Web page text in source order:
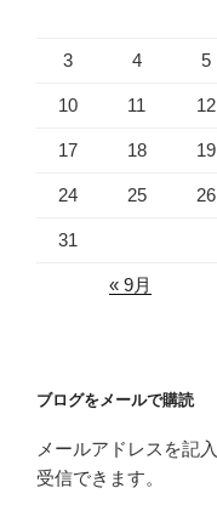
3 4 5
10 11 12
17 18 19
24 25 26
31
« 9月
ブログをメールで購読
メールアドレスを記
受信できます。